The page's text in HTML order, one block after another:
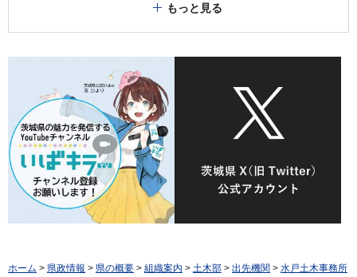
もっと見る
ホーム > 県政情報 > 県の概要 > 組織案内 > 土木部 > 出先機関 > 水戸土木事務所